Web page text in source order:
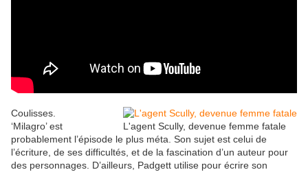
L'agent Scully, devenue femme fatale
Coulisses.
‘Milagro’ est
probablement l’épisode le plus méta. Son sujet est celui de
l’écriture, de ses difficultés, et de la fascination d’un auteur pour
des personnages. D’ailleurs, Padgett utilise pour écrire son